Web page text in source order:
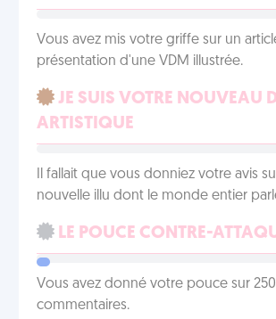
Vous avez mis votre griffe sur un
présentation d'une VDM illustrée.
JE SUIS VOTRE NOUVEAU
ARTISTIQUE
Il fallait que vous donniez votre avis
nouvelle illu dont le monde entier
LE POUCE CONTRE-
Vous avez donné votre pouce sur
commentaires.